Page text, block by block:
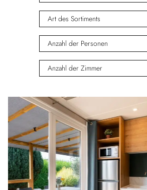
Art des Sortiments
Anzahl der Personen
Anzahl der Zimmer